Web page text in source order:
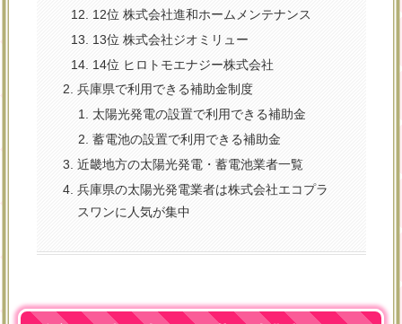
12位 株式会社進和ホームメンテナンス
13位 株式会社ジオミリュー
14位 ヒロトモエナジー株式会社
兵庫県で利用できる補助金制度
太陽光発電の設置で利用できる補助金
蓄電池の設置で利用できる補助金
近畿地方の太陽光発電・蓄電池業者一覧
兵庫県の太陽光発電業者は株式会社エコプラ
スワンに人気が集中